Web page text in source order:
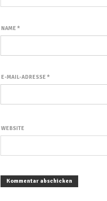
NAME *
E-MAIL-ADRESSE *
WEBSITE